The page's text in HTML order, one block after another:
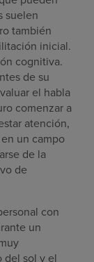
suelen
también
inicial.
cognitiva.
de su
el habla
comenzar a
atención,
un campo
de la
de
con
un
del sol y el